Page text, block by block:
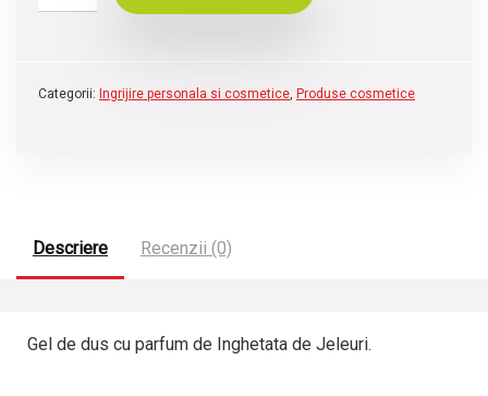
Categorii: Ingrijire personala si cosmetice, Produse cosmetice
Descriere Recenzii (0)
Gel de dus cu parfum de Inghetata de Jeleuri.